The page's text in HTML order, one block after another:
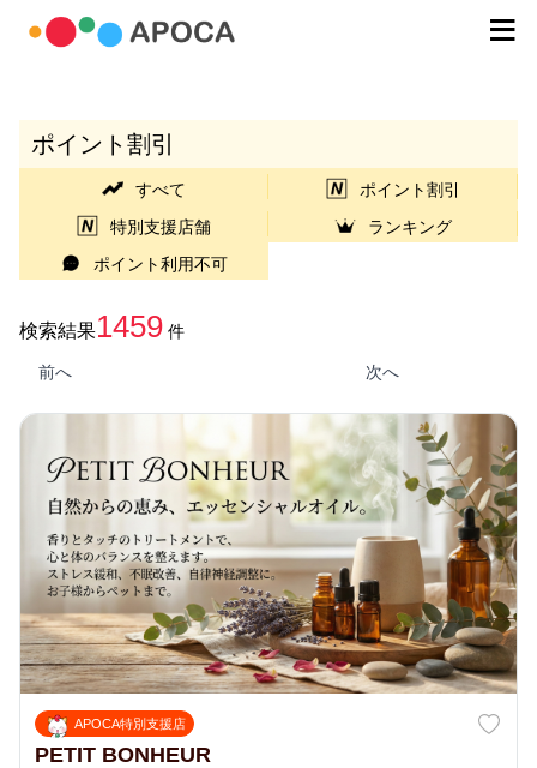
ポイント割引
すべて
ポイント割引
特別支援店舗
ランキング
ポイント利用不可
検索結果1459 件
前へ 次へ
APOCA特別支援店
PETIT BONHEUR